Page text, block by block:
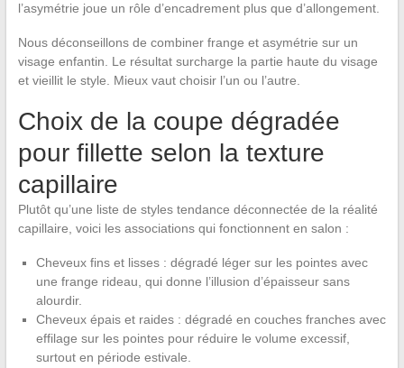
l’asymétrie joue un rôle d’encadrement plus que d’allongement.
Nous déconseillons de combiner frange et asymétrie sur un
visage enfantin. Le résultat surcharge la partie haute du visage
et vieillit le style. Mieux vaut choisir l’un ou l’autre.
Choix de la coupe dégradée
pour fillette selon la texture
capillaire
Plutôt qu’une liste de styles tendance déconnectée de la réalité
capillaire, voici les associations qui fonctionnent en salon :
Cheveux fins et lisses : dégradé léger sur les pointes avec
une frange rideau, qui donne l’illusion d’épaisseur sans
alourdir.
Cheveux épais et raides : dégradé en couches franches avec
effilage sur les pointes pour réduire le volume excessif,
surtout en période estivale.